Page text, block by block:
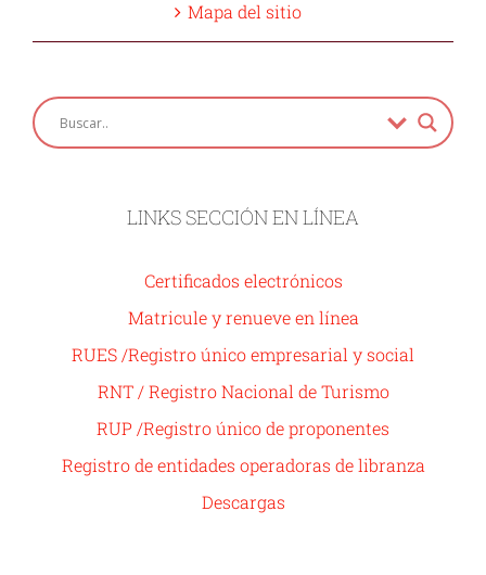
Mapa del sitio
LINKS SECCIÓN EN LÍNEA
Certificados electrónicos
Matricule y renueve en línea
RUES /Registro único empresarial y social
RNT / Registro Nacional de Turismo
RUP /Registro único de proponentes
Registro de entidades operadoras de libranza
Descargas